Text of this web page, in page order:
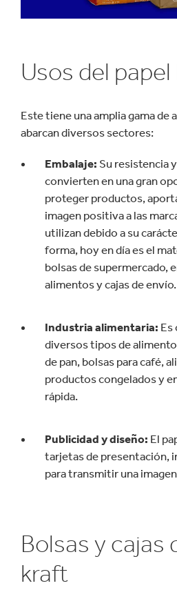
Usos del
Este tiene una amplia gama de
abarcan diversos sectores:
Embalaje: Su resistencia
convierten en una gran
proteger productos,
imagen positiva a las
utilizan debido a su
forma, hoy en día es el
bolsas de supermercado,
alimentos y cajas de envío.
Industria alimentaria: Es
diversos tipos de
de pan, bolsas para café,
productos congelados y
rápida.
Publicidad y diseño: El
tarjetas de presentación,
para transmitir una
Bolsas y cajas
kraft